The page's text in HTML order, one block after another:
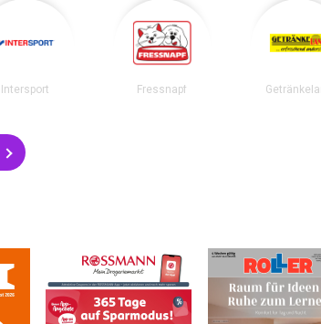
Intersport Fressnapf